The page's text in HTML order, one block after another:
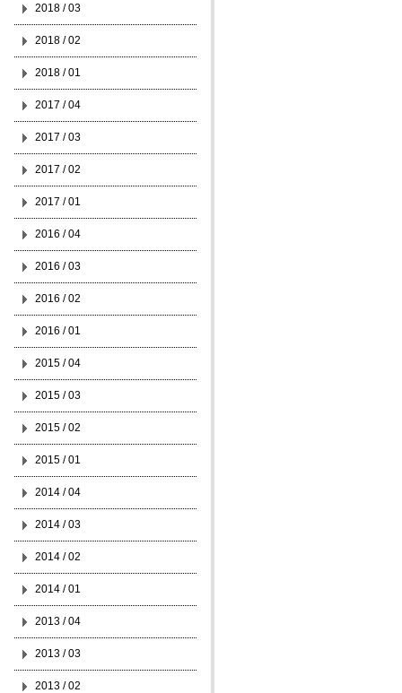
2018 / 03
2018 / 02
2018 / 01
2017 / 04
2017 / 03
2017 / 02
2017 / 01
2016 / 04
2016 / 03
2016 / 02
2016 / 01
2015 / 04
2015 / 03
2015 / 02
2015 / 01
2014 / 04
2014 / 03
2014 / 02
2014 / 01
2013 / 04
2013 / 03
2013 / 02